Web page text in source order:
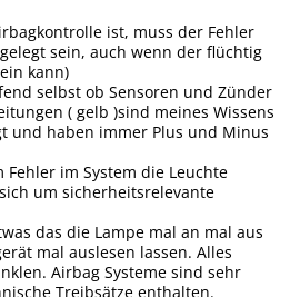
ist, muss der Fehler
sein, auch wenn der flüchtig
kann)
selbst ob Sensoren und Zünder
( gelb )sind meines Wissens
und haben immer Plus und Minus
im System die Leuchte
um sicherheitsrelevante
das die Lampe mal an mal aus
mal auslesen lassen. Alles
Airbag Systeme sind sehr
Treibsätze enthalten.